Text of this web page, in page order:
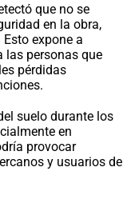
que no se
en la obra,
expone a
las personas que
pérdidas
suelo durante los
en
provocar
y usuarios de